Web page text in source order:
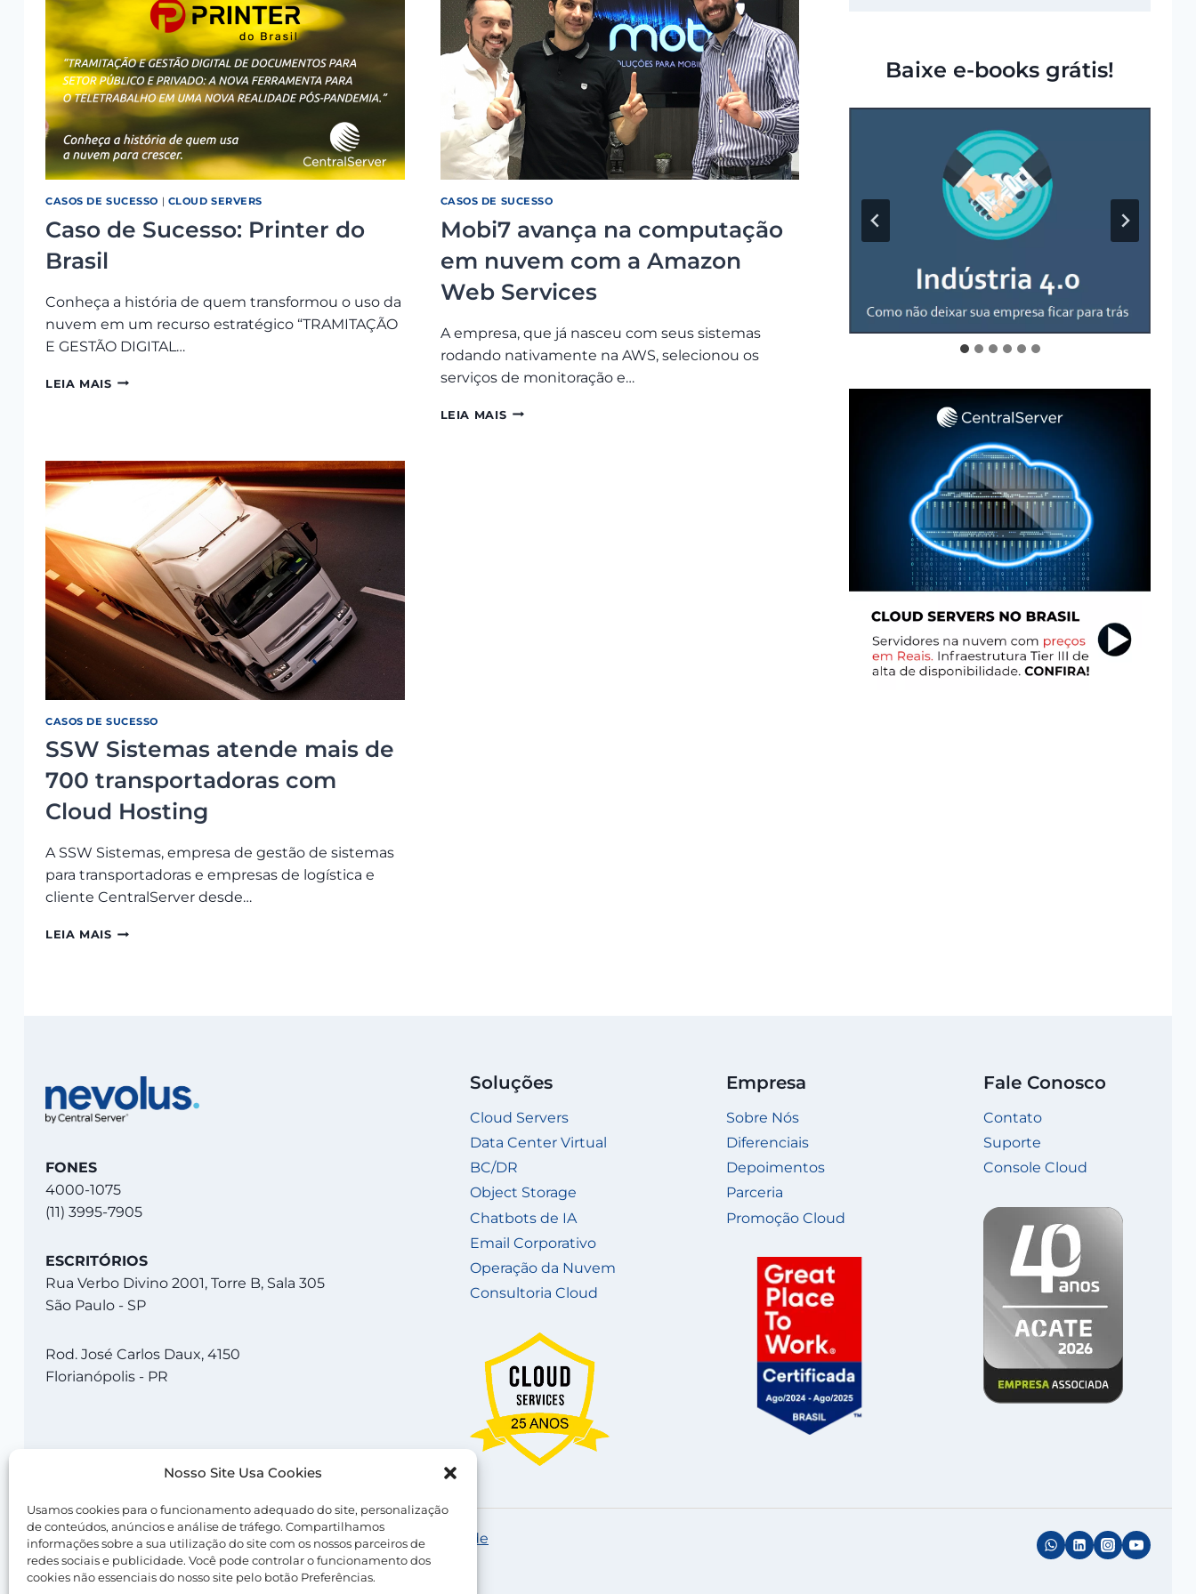
Nosso Site Usa Cookies
Usamos cookies para o funcionamento adequado do site, personalização
de conteúdos, anúncios e análise de tráfego. Compartilhamos
informações sobre a sua utilização do site com os nossos parceiros de
redes sociais e publicidade. Você pode controlar o funcionamento dos
cookies não essenciais do nosso site pelo botão Preferências.
CASOS DE SUCESSO | CLOUD SERVERS
Caso de Sucesso: Printer do
Brasil
Conheça a história de quem transformou o uso da
nuvem em um recurso estratégico “TRAMITAÇÃO
E GESTÃO DIGITAL…
LEIA MAISCASO
BRASIL
CASOS DE SUCESSO
Mobi7 avança na computação
em nuvem com a Amazon
Web Services
A empresa, que já nasceu com seus sistemas
rodando nativamente na AWS, selecionou os
serviços de monitoração e…
LEIA MAISMOBI7
CASOS DE SUCESSO
SSW Sistemas atende mais de
700 transportadoras com
Cloud Hosting
A SSW Sistemas, empresa de gestão de sistemas
para transportadoras e empresas de logística e
cliente CentralServer desde…
LEIA MAISSSW
HOSTING
Baixe e-books grátis!
FONES
4000-1075
(11) 3995-7905
ESCRITÓRIOS
Rua Verbo Divino 2001, Torre B, Sala 305
São Paulo - SP
Rod. José Carlos Daux, 4150
Florianópolis - PR
Soluções
Cloud Servers
Data Center Virtual
BC/DR
Object Storage
Chatbots de IA
Email Corporativo
Operação da Nuvem
Consultoria Cloud
Empresa
Sobre Nós
Diferenciais
Depoimentos
Parceria
Promoção Cloud
Fale Conosco
Contato
Suporte
Console Cloud
© 2026 Central Server |Termos de Uso|Política de Privacidade